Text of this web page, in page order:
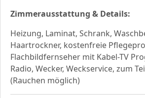
Zimmerausstattung & Details:
Heizung, Laminat, Schrank,
Haartrockner, kostenfreie
Flachbildfernseher mit Kabel-TV
Radio, Wecker, Weckservice, zum
(Rauchen möglich)